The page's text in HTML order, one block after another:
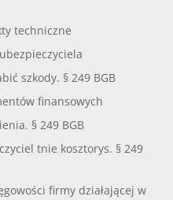
techniczne
szkody. § 249 BGB
finansowych
§ 249 BGB
tnie kosztorys. § 249
firmy działającej w